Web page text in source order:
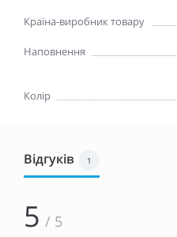
Країна-виробник товару
Наповнення
Колір
Відгуків 1
5 / 5